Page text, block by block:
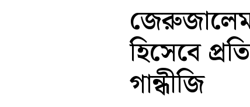
জেরুজালেম
হিসেবে
গান্ধীজি